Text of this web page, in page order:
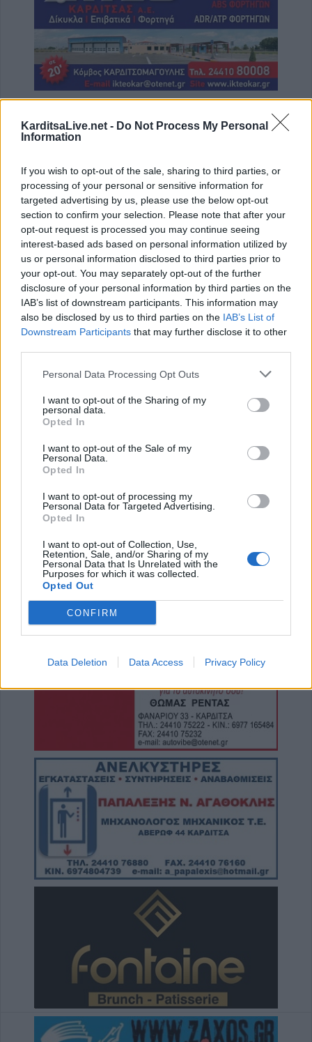
KarditsaLive.net - Do Not Process My Personal
Information
If you wish to opt-out of the sale, sharing to third parties, or
processing of your personal or sensitive information for
targeted advertising by us, please use the below opt-out
section to confirm your selection. Please note that after your
opt-out request is processed you may continue seeing
interest-based ads based on personal information utilized by
us or personal information disclosed to third parties prior to
your opt-out. You may separately opt-out of the further
disclosure of your personal information by third parties on the
IAB’s list of downstream participants. This information may
also be disclosed by us to third parties on the IAB’s List of
Downstream Participants that may further disclose it to other
Personal Data Processing Opt Outs
I want to opt-out of the Sharing of my
personal data.
Opted In
I want to opt-out of the Sale of my
Personal Data.
Opted In
I want to opt-out of processing my
Personal Data for Targeted Advertising.
Opted In
I want to opt-out of Collection, Use,
Retention, Sale, and/or Sharing of my
Personal Data that Is Unrelated with the
Purposes for which it was collected.
Opted Out
CONFIRM
Data Deletion Data Access Privacy Policy
ΤΕΛΕΥΤΑΙΑ ΝΕΑ
Υψηλός κίνδυνος πυρκαγιάς την Κυριακή
(9/8) σε μεγάλο τμήμα του ν. Καρδίτσας και
Ανασύρθηκε χωρίς τις αισθήσεις του
ηλικιωμένος από πηγάδι σε οικισμό της
Αλεξανδρούπολης
Χ. Παπαδημήτριου (Πρόεδρος ΔΕΥΑΚ): Στην
παρούσα φάση δεν θα υπάρξουν αυξήσεις
στους λογαριασμούς των καταναλωτών
8 Αυγούστου 2026, 21:15
bar
8 Αυγούστου 2026, 19:35
υποδομών κεντρικής δομής του Μουσείου
Πόλης»
8 Αυγούστου 2026, 19:33
Την Κυριακή 9 Αυγούστου η κηδεία του
8 Αυγούστου 2026, 19:28
Την Δευτέρα 10 Αυγούστου η κηδεία του
Κωνσταντίνου Πλεξίδα
Την Κυριακή 9 Αυγούστου η κηδεία της
8 Αυγούστου 2026, 17:42
ανασύρθηκε από την θάλασσα 43χρονος
Σε αναζήτηση λύσης για το χρόνιο
πρόβλημα των ανεπιτήρητων βοοειδών σε
κοινότητες του Δήμου Παλαμά
8 Αυγούστου 2026, 14:49
Ακυρώθηκε απόφαση του Περιφερειάρχη
Θεσσαλίας Δημ. Κουρέτα για το θαλάσσιο
σκι στη λίμνη Σμοκόβου
8 Αυγούστου 2026, 13:44
Συνεδρίαση Επιτροπής Εκτίμησης Κινδύνου
για τους ισχυρούς ανέμους και τις υψηλές
Την Κυριακή 9 Αυγούστου η κηδεία του
Αντώνιου Ηλ. Αντωνίου
Βλάβη στο δίκτυο υδροδότησης του Παλαμά
το μεσημέρι του Σαββάτου (8/8)